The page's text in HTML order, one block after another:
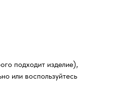
подходит изделие),
или воспользуйтесь